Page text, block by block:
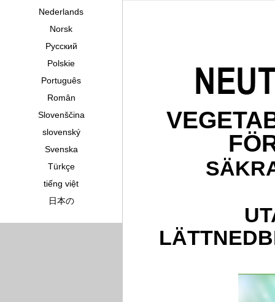
Nederlands
Norsk
Pусский
Polskie
Português
Român
Slovenščina
slovenský
Svenska
Türkçe
tiếng việt
日本の